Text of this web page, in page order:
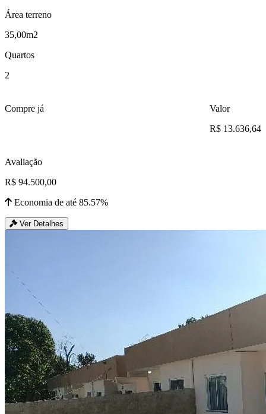
Área terreno
35,00m2
Quartos
2
Compre já
Valor
R$ 13.636,64
Avaliação
R$ 94.500,00
Economia de até 85.57%
Ver Detalhes